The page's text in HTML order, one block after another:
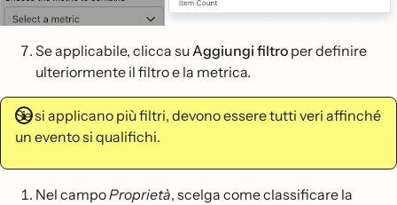
Se applicabile, clicca suAggiungi filtro per definire
ulteriormente il filtro e la metrica.
Se si applicano più filtri, devono essere tutti veri affinché
un evento si qualifichi.
Nel campoProprietà, scelga come classificare la